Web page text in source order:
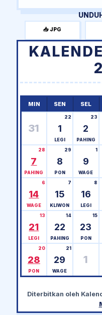
📥 JPG
MIN SEN SEL
31 1
22
LEGI
2
23
PAHING
7
28
PAHING
8
29
PON
9
1
WAGE
14
6
WAGE
15
7
KLIWON
16
8
LEGI
21
13
LEGI
22
14
PAHING
23
15
PON
28
20
PON
29
21
WAGE
1
Diterbitkan oleh